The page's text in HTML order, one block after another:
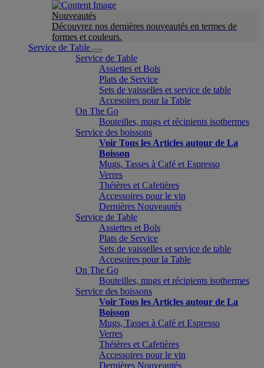
Nouveautés
Découvrez nos dernières nouveautés en termes de
formes et couleurs.
Service de Table
Service de Table
Assiettes et Bols
Plats de Service
Sets de vaisselles et service de table
Accesoires pour la Table
On The Go
Bouteilles, mugs et récipients isothermes
Service des boissons
Voir Tous les Articles autour de La
Boisson
Mugs, Tasses à Café et Espresso
Verres
Théières et Cafetières
Accessoires pour le vin
Dernières Nouveautés
Service de Table
Assiettes et Bols
Plats de Service
Sets de vaisselles et service de table
Accesoires pour la Table
On The Go
Bouteilles, mugs et récipients isothermes
Service des boissons
Voir Tous les Articles autour de La
Boisson
Mugs, Tasses à Café et Espresso
Verres
Théières et Cafetières
Accessoires pour le vin
Dernières Nouveautés